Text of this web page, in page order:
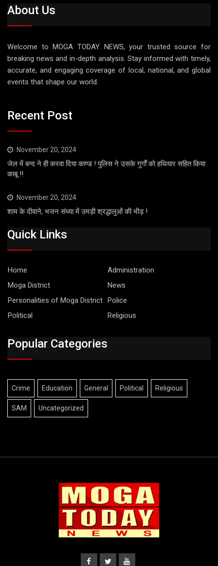
About Us
Welcome to MOGA TODAY NEWS, your trusted source for
breaking news and in-depth analysis. Stay informed with timely,
accurate, and engaging coverage of local, national, and global
events that shape our world.
Recent Post
November 20, 2024
जेल में बन्द ने ही करवा दिया काण्ड ! पुलिस ने उसके गुर्गों को हथियार सहित किया
काबू !!
November 20, 2024
शाम के दीवाने, भजन संध्या में उमड़ी श्रद्धालुओं की भीड़ !
Quick Links
Home
Administration
Moga District
News
Personalities of Moga District Police
Political
Religious
Popular Categories
Crime Education General Political Religious
SAM Uncategorized